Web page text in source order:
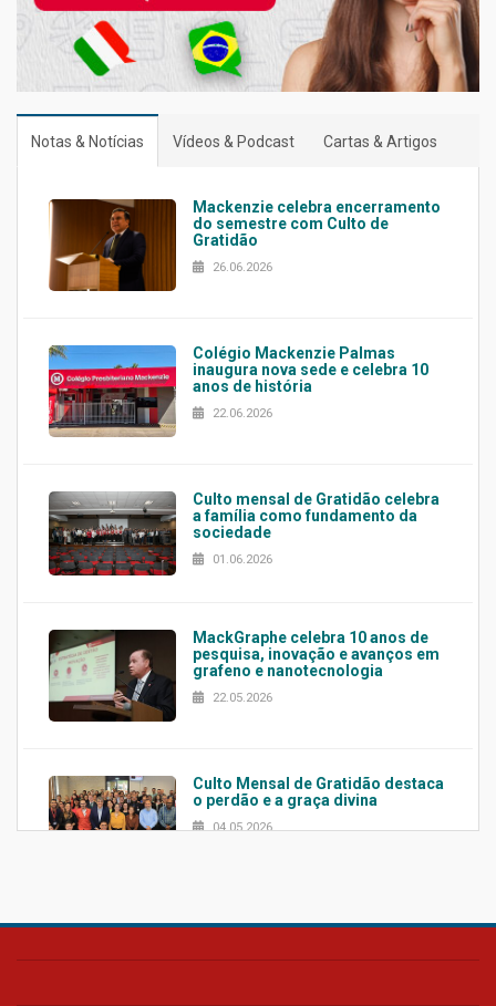
Notas & Notícias Vídeos & Podcast Cartas & Artigos
Mackenzie celebra encerramento
do semestre com Culto de
Gratidão
26.06.2026
Colégio Mackenzie Palmas
inaugura nova sede e celebra 10
anos de história
22.06.2026
Culto mensal de Gratidão celebra
a família como fundamento da
sociedade
01.06.2026
MackGraphe celebra 10 anos de
pesquisa, inovação e avanços em
grafeno e nanotecnologia
22.05.2026
Culto Mensal de Gratidão destaca
o perdão e a graça divina
04.05.2026
Confira como foi o culto mensal